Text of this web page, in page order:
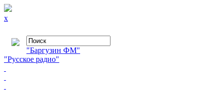
x
"Баргузин ФМ"
"Русское радио"